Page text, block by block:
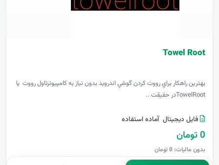
Towel Root
بهترين راهکار براي رووت کردن گوشي اندرويد بدون نياز به کامپيوترتاول رووت يا
TowelRootدر حقيقت ..
فایل دیجیتال آماده استفاده
0 تومان
بدون مالیات: 0 تومان